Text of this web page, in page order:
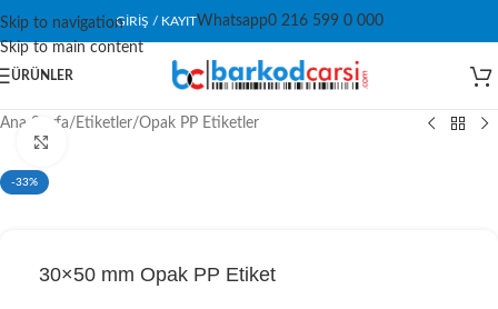
Skip to navigation
Skip to main content
GIRIŞ / KAYITWhatsapp0 216 599 0 000
ÜRÜNLER
Ana Sayfa/ Etiketler/Opak PP Etiketler
-33%
30×50 mm Opak PP Etiket